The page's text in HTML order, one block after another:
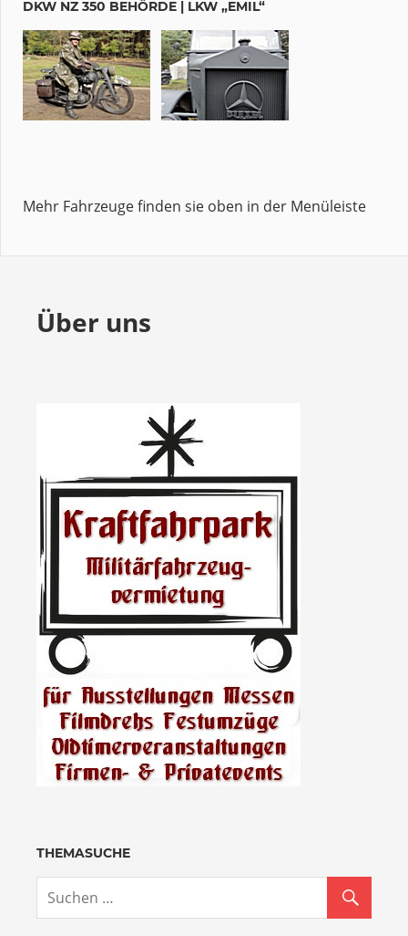
DKW NZ 350 BEHÖRDE | LKW „EMIL“
Mehr Fahrzeuge finden sie oben in der Menüleiste
Über uns
THEMASUCHE